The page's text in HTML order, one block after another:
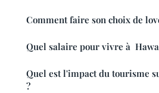
Comment faire son choix de
Quel salaire pour vivre à
Quel est l'impact du tourisme
?